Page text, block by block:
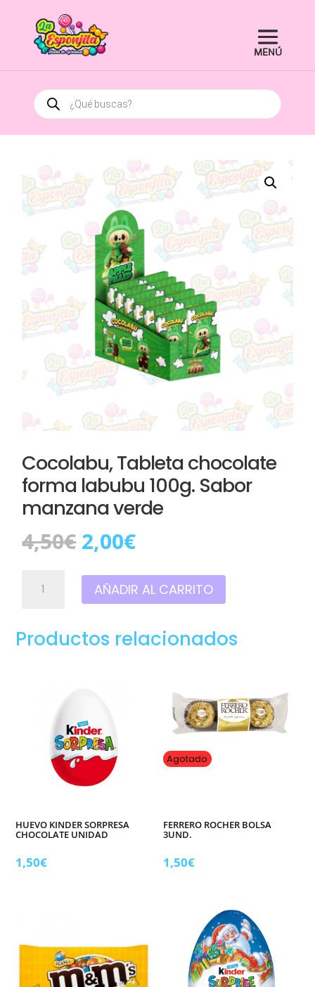
Búsqueda
de
productos
¡Oferta!
Cocolabu, Tableta chocolate
forma labubu 100g. Sabor
manzana verde
4,50€ El
precio
original
era:
4,50€.
2,00€El
actual
es:
2,00€.
Tableta
labubu
AÑADIR AL CARRITO
Productos relacionados
HUEVO KINDER SORPRESA
CHOCOLATE UNIDAD
1,50€
Agotado
FERRERO ROCHER BOLSA
3UND.
1,50€